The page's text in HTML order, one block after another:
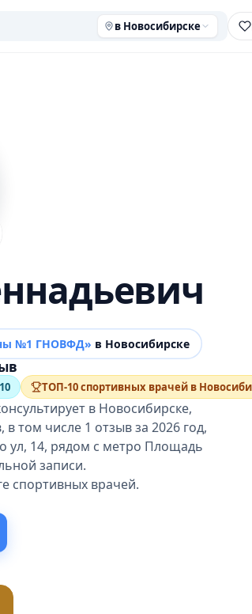
в Новосибирске
№1 ГНОВФД» в Новосибирске
ТОП-10 спортивных врачей в
в Новосибирске,
том числе 1 отзыв за 2026 год,
ул, 14, рядом с метро Площадь
записи.
спортивных врачей.